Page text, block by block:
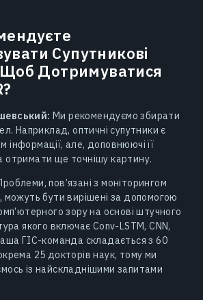
Супутникові
Щоб Дотримуватися
Ми рекомендуємо збирати
Наприклад, оптичні супутники є
але, доповнюючі її
отримати ще точнішу картину.
пов’язані з моніторингом
можуть бути вирішені за допомогою
зору на основі штучного
якого включає Conv-LSTM, CNN,
ГІС-команда складається з 60
25 докторів наук, тому ми
із найскладнішими запитами